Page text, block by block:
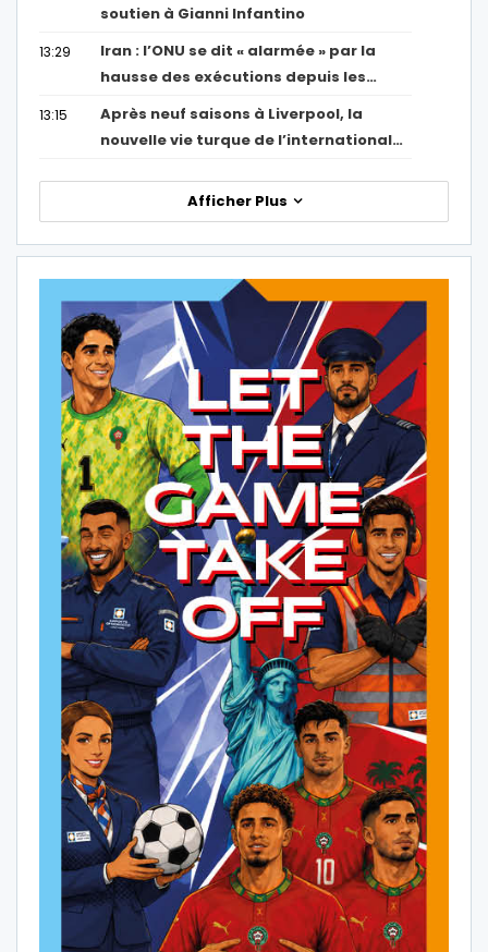
soutien à Gianni Infantino
13:29
Iran : l’ONU se dit « alarmée » par la
hausse des exécutions depuis les…
13:15
Après neuf saisons à Liverpool, la
nouvelle vie turque de l’international…
Afficher Plus